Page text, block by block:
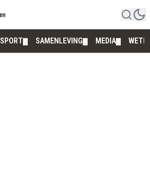
SPORT SAMENLEVING MEDIA